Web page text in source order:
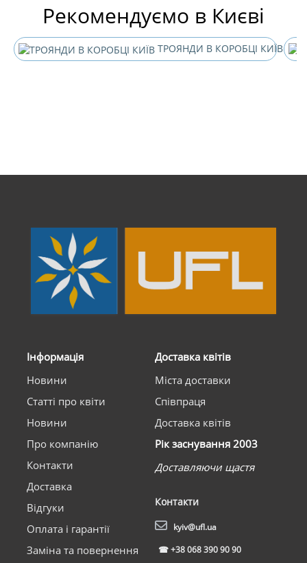
Рекомендуємо в Києві
ТРОЯНДИ В КОРОБЦІ КИЇВ
Інформація
Новини
Статті про квіти
Новини
Про компанію
Контакти
Доставка
Відгуки
Оплата і гарантії
Заміна та повернення
Доставка квітів
Міста доставки
Співпраця
Доставка квітів
Рік заснування 2003
Доставляючи щастя
Контакти
kyiv@ufl.ua
☎+38 068 390 90 90